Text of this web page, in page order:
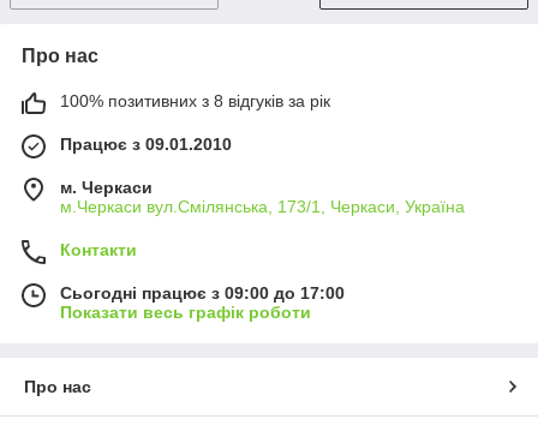
Про нас
100% позитивних з 8 відгуків за рік
Працює з 09.01.2010
м. Черкаси
м.Черкаси вул.Смілянська, 173/1, Черкаси, Україна
Контакти
Сьогодні працює з 09:00 до 17:00
Показати весь графік роботи
Про нас